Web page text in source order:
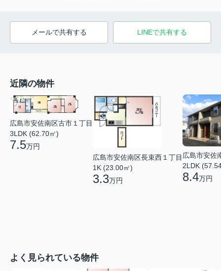
メールで共有する LINEで共有する
近隣の物件
広島市安佐南区古市１丁目
3LDK (62.70㎡)
7.5万円
広島市安佐南区長束西１丁目
1K (23.00㎡)
3.3万円
広島市安佐
2LDK
8.4万円
よく見られている物件